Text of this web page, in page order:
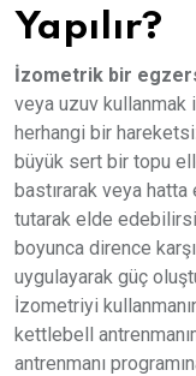
Yapılır?
İzometrik bir
veya uzuv kullanmak
herhangi bir
büyük sert bir topu
bastırarak veya
tutarak elde
boyunca dirence
uygulayarak güç
İzometriyi
kettlebell
antrenmanı